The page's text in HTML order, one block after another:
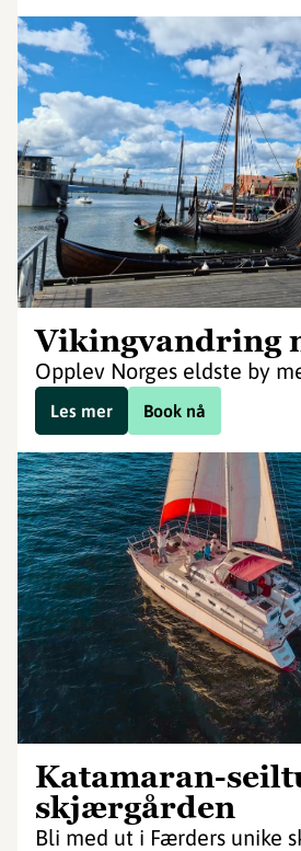
Vikingvandring
Opplev Norges eldste by
Book nå
Les mer
Katamaran-
skjærgården
Bli med ut i Færders unike